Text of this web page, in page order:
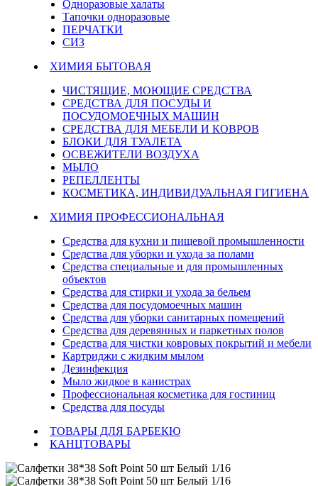
Одноразовые халаты
Тапочки одноразовые
ПЕРЧАТКИ
СИЗ
ХИМИЯ БЫТОВАЯ
ЧИСТЯЩИЕ, МОЮЩИЕ СРЕДСТВА
СРЕДСТВА ДЛЯ ПОСУДЫ И
ПОСУДОМОЕЧНЫХ МАШИН
СРЕДСТВА ДЛЯ МЕБЕЛИ И КОВРОВ
БЛОКИ ДЛЯ ТУАЛЕТА
ОСВЕЖИТЕЛИ ВОЗДУХА
МЫЛО
РЕПЕЛЛЕНТЫ
КОСМЕТИКА, ИНДИВИДУАЛЬНАЯ ГИГИЕНА
ХИМИЯ ПРОФЕССИОНАЛЬНАЯ
Средства для кухни и пищевой промышленности
Средства для уборки и ухода за полами
Средства специальные и для промышленных
объектов
Средства для стирки и ухода за бельем
Средства для посудомоечных машин
Средства для уборки санитарных помещений
Средства для деревянных и паркетных полов
Средства для чистки ковровых покрытий и мебели
Картриджи с жидким мылом
Дезинфекция
Мыло жидкое в канистрах
Профессиональная косметика для гостиниц
Средства для посуды
ТОВАРЫ ДЛЯ БАРБЕКЮ
КАНЦТОВАРЫ